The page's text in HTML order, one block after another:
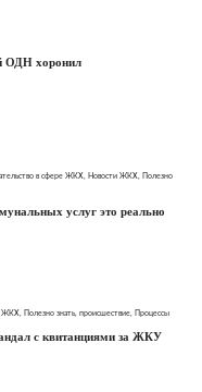
ОДН хоронил
в сфере ЖКХ Новости ЖКХ
Полезно
услуг это реально
ЖКХ Полезно знать, происшествие Процессы
с квитанциями за ЖКУ